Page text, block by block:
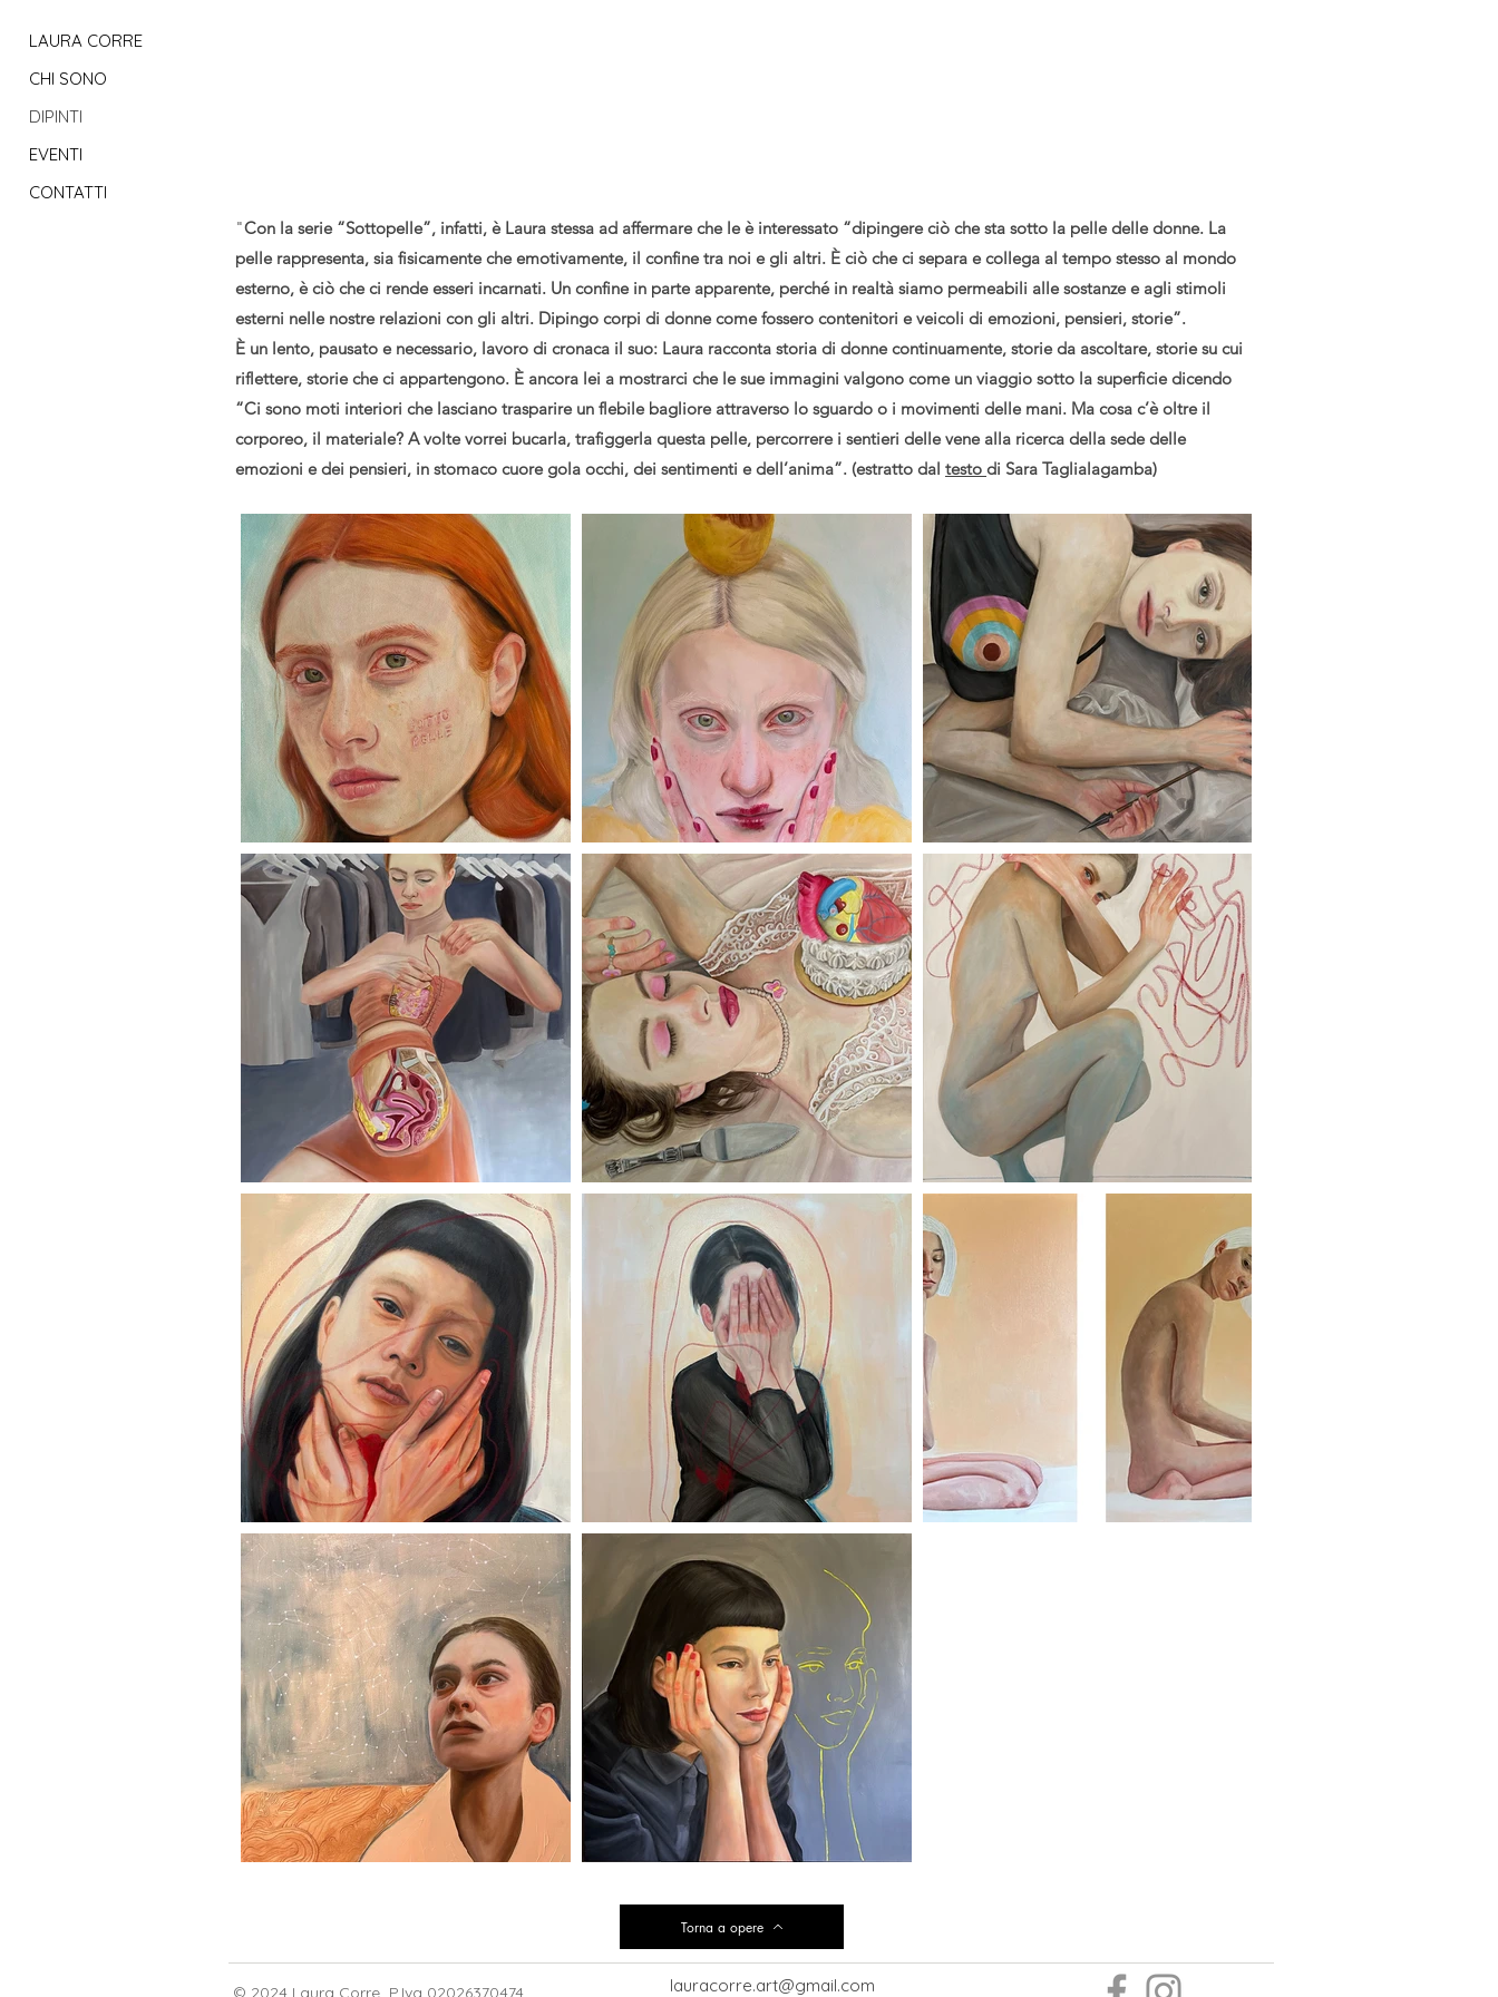
LAURA CORRE
CHI SONO
DIPINTI
EVENTI
CONTATTI
"Con la serie “Sottopelle”, infatti, è Laura stessa ad affermare che le è interessato “dipingere ciò che sta sotto la pelle delle donne. La
pelle rappresenta, sia fisicamente che emotivamente, il confine tra noi e gli altri. È ciò che ci separa e collega al tempo stesso al mondo
esterno, è ciò che ci rende esseri incarnati. Un confine in parte apparente, perché in realtà siamo permeabili alle sostanze e agli stimoli
esterni nelle nostre relazioni con gli altri. Dipingo corpi di donne come fossero contenitori e veicoli di emozioni, pensieri, storie”.
È un lento, pausato e necessario, lavoro di cronaca il suo: Laura racconta storia di donne continuamente, storie da ascoltare, storie su cui
riflettere, storie che ci appartengono. È ancora lei a mostrarci che le sue immagini valgono come un viaggio sotto la superficie dicendo
“Ci sono moti interiori che lasciano trasparire un flebile bagliore attraverso lo sguardo o i movimenti delle mani. Ma cosa c’è oltre il
corporeo, il materiale? A volte vorrei bucarla, trafiggerla questa pelle, percorrere i sentieri delle vene alla ricerca della sede delle
emozioni e dei pensieri, in stomaco cuore gola occhi, dei sentimenti e dell’anima”. (estratto dal testo di Sara Taglialagamba)
Torna a opere
© 2024 Laura Corre P.Iva 02026370474 lauracorre.art@gmail.com